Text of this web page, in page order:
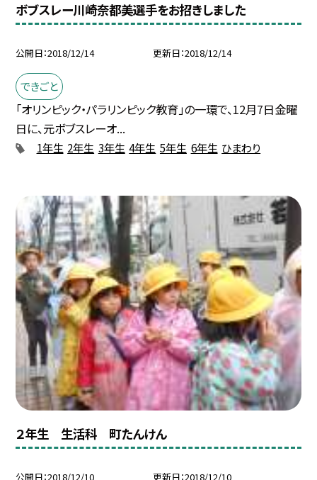
ボブスレー川崎奈都美選手をお招きしました
公開日 2018/12/14 更新日 2018/12/14
できごと
「オリンピック・パラリンピック教育」の一環で、12月7日金曜
日に、元ボブスレーオ...
1年生 2年生 3年生 4年生 5年生 6年生 ひまわり
２年生 生活科 町たんけん
公開日 2018/12/10 更新日 2018/12/10